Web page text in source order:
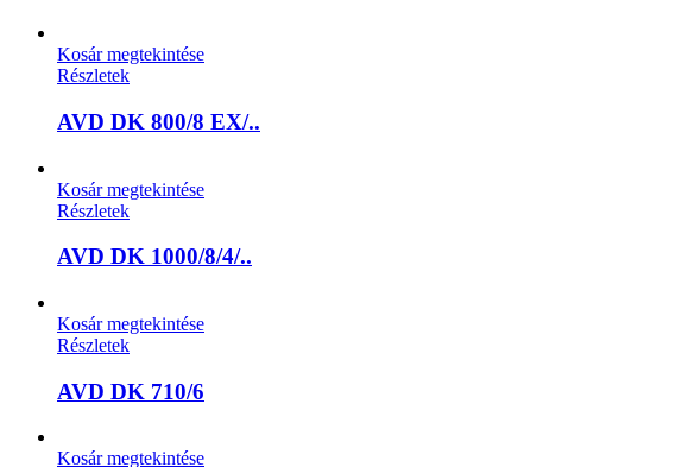
Kosár megtekintése
Részletek
AVD DK 800/8 EX/..
Kosár megtekintése
Részletek
AVD DK 1000/8/4/..
Kosár megtekintése
Részletek
AVD DK 710/6
Kosár megtekintése